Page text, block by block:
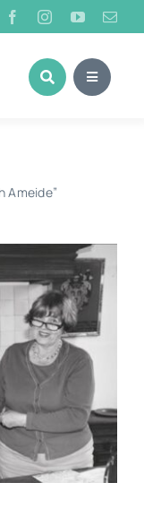
Ameide”